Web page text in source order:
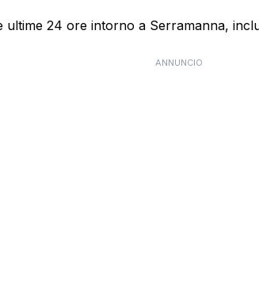
24 ore intorno a Serramanna,
ANNUNCIO